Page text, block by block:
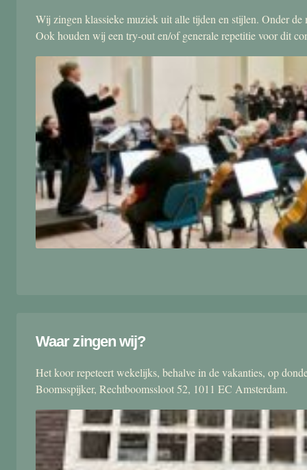
Wij zingen klassieke muziek uit alle tijden en stijlen. Onder
Ook houden wij een try-out en/of generale repetitie voor dit
Waar zingen wij?
Het koor repeteert wekelijks, behalve in de vakanties, op
Boomsspijker, Rechtboomssloot 52, 1011 EC Amsterdam.